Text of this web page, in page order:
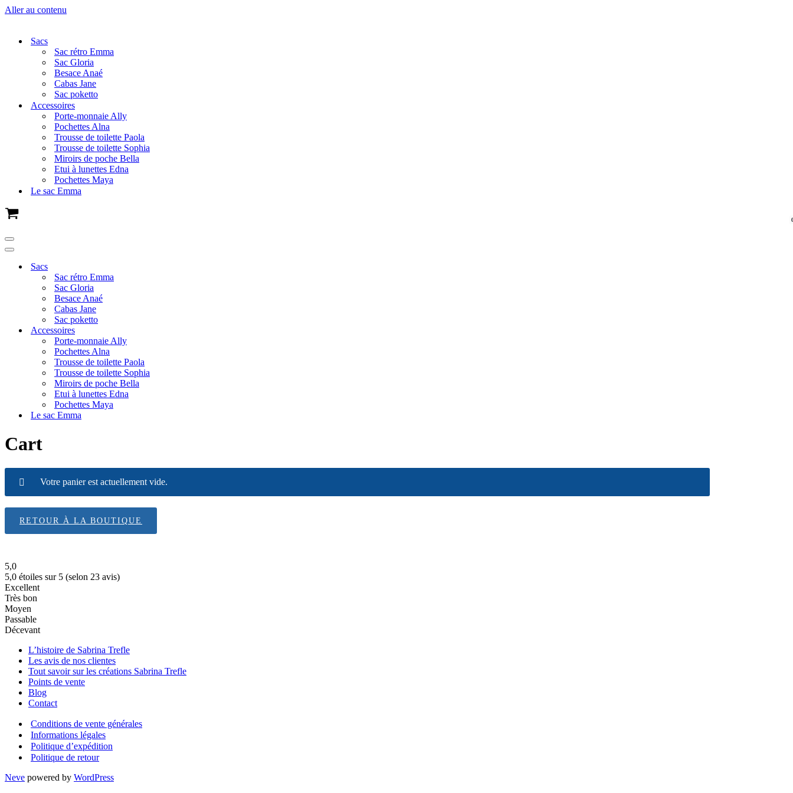
Aller au contenu
Sacs
Sac rétro Emma
Sac Gloria
Besace Anaé
Cabas Jane
Sac poketto
Accessoires
Porte-monnaie Ally
Pochettes Alna
Trousse de toilette Paola
Trousse de toilette Sophia
Miroirs de poche Bella
Etui à lunettes Edna
Pochettes Maya
Le sac Emma
Panier
Menu
de
Menu
navigation
Sacs
Sac rétro Emma
Sac Gloria
Besace Anaé
Cabas Jane
Sac poketto
Accessoires
Porte-monnaie Ally
Pochettes Alna
Trousse de toilette Paola
Trousse de toilette Sophia
Miroirs de poche Bella
Etui à lunettes Edna
Pochettes Maya
Le sac Emma
Cart
Votre panier est actuellement vide.
RETOUR À LA BOUTIQUE
5,0
5,0 étoiles sur 5 (selon 23 avis)
Excellent
Très bon
Moyen
Passable
Décevant
L’histoire de Sabrina Trefle
Les avis de nos clientes
Tout savoir sur les créations Sabrina Trefle
Points de vente
Blog
Contact
Conditions de vente générales
Informations légales
Politique d’expédition
Politique de retour
Neve powered by WordPress